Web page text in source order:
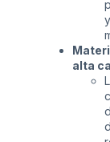
y
alta